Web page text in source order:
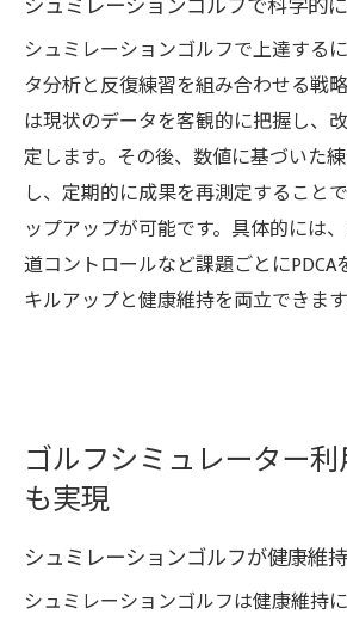
シュミレーションゴルフで上達する
タ分析と反復練習を組み合わせる戦
は現状のデータを客観的に把握し、
定します。その後、数値に基づいた
し、定期的に成果を再測定すること
ップアップが可能です。具体的には
道コントロールなど課題ごとに
キルアップと健康維持を両立できます
ゴルフシミュレーター
も実現
シュミレーションゴルフが健康維
シュミレーションゴルフは健康維持